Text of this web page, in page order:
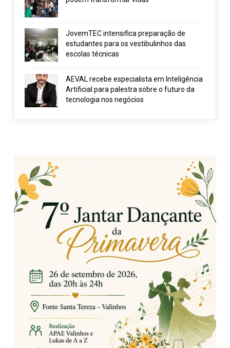
JovemTEC intensifica preparação de
estudantes para os vestibulinhos das
escolas técnicas
AEVAL recebe especialista em Inteligência
Artificial para palestra sobre o futuro da
tecnologia nos negócios